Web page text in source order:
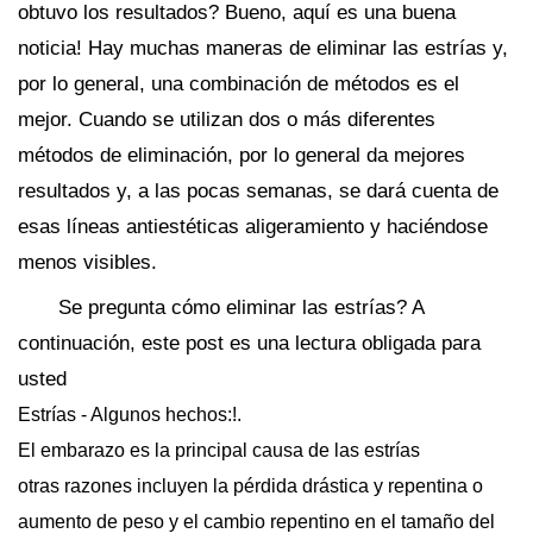
obtuvo los resultados? Bueno, aquí es una buena
noticia! Hay muchas maneras de eliminar las estrías y,
por lo general, una combinación de métodos es el
mejor. Cuando se utilizan dos o más diferentes
métodos de eliminación, por lo general da mejores
resultados y, a las pocas semanas, se dará cuenta de
esas líneas antiestéticas aligeramiento y haciéndose
menos visibles.
Se pregunta cómo eliminar las estrías? A
continuación, este post es una lectura obligada para
usted
Estrías - Algunos hechos:!.
El embarazo es la principal causa de las estrías
otras razones incluyen la pérdida drástica y repentina o
aumento de peso y el cambio repentino en el tamaño del